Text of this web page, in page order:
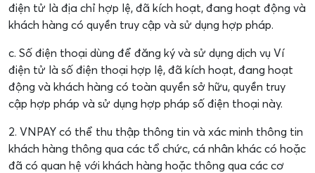
điện tử là địa chỉ hợp lệ, đã kích hoạt, đang hoạt động và
khách hàng có quyền truy cập và sử dụng hợp pháp.
c. Số điện thoại dùng để đăng ký và sử dụng dịch vụ Ví
điện tử là số điện thoại hợp lệ, đã kích hoạt, đang hoạt
động và khách hàng có toàn quyền sở hữu, quyền truy
cập hợp pháp và sử dụng hợp pháp số điện thoại này.
2. VNPAY có thể thu thập thông tin và xác minh thông tin
khách hàng thông qua các tổ chức, cá nhân khác có hoặc
đã có quan hệ với khách hàng hoặc thông qua các cơ